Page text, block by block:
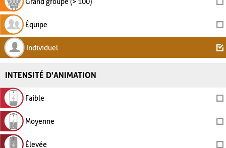
Équipe
Individuel
INTENSITÉ D'ANIMATION
Faible
Moyenne
Élevée